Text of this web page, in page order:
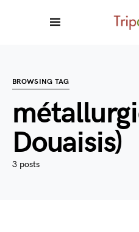
BROWSING TAG
Douaisis)
3 posts